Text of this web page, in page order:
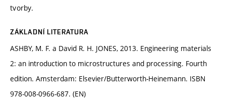
tvorby.
ZÁKLADNÍ LITERATURA
ASHBY, M. F. a David R. H. JONES, 2013. Engineering materials
2: an introduction to microstructures and processing. Fourth
edition. Amsterdam: Elsevier/Butterworth-Heinemann. ISBN
978-008-0966-687. (EN)